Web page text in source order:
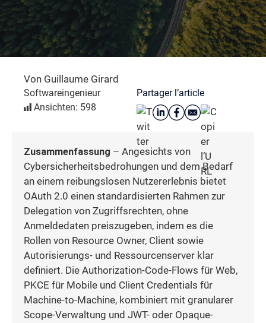
Von Guillaume Girard
Softwareingenieur
Ansichten: 598
Partager l’article
Zusammenfassung – Angesichts von
Cybersicherheitsbedrohungen und dem Bedarf
an einem reibungslosen Nutzererlebnis bietet
OAuth 2.0 einen standardisierten Rahmen zur
Delegation von Zugriffsrechten, ohne
Anmeldedaten preiszugeben, indem es die
Rollen von Resource Owner, Client sowie
Autorisierungs- und Ressourcenserver klar
definiert. Die Authorization-Code-Flows für Web,
PKCE für Mobile und Client Credentials für
Machine-to-Machine, kombiniert mit granularer
Scope-Verwaltung und JWT- oder Opaque-